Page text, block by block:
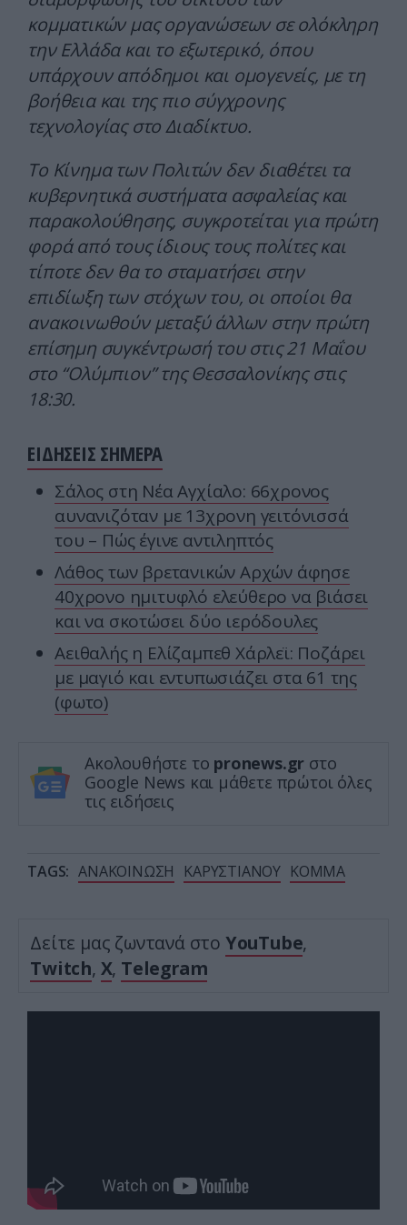
κομματικών μας οργανώσεων σε ολόκληρη
την Ελλάδα και το εξωτερικό, όπου
υπάρχουν απόδημοι και ομογενείς, με τη
βοήθεια και της πιο σύγχρονης
τεχνολογίας στο Διαδίκτυο.
Το Κίνημα των Πολιτών δεν διαθέτει τα
κυβερνητικά συστήματα ασφαλείας και
παρακολούθησης, συγκροτείται για πρώτη
φορά από τους ίδιους τους πολίτες και
τίποτε δεν θα το σταματήσει στην
επιδίωξη των στόχων του, οι οποίοι θα
ανακοινωθούν μεταξύ άλλων στην πρώτη
επίσημη συγκέντρωσή του στις 21 Μαΐου
στο “Ολύμπιον” της Θεσσαλονίκης στις
18:30.
ΕΙΔΗΣΕΙΣ ΣΗΜΕΡΑ
Σάλος στη Νέα Αγχίαλο: 66χρονος
αυνανιζόταν με 13χρονη γειτόνισσά
του – Πώς έγινε αντιληπτός
Λάθος των βρετανικών Αρχών άφησε
40χρονο ημιτυφλό ελεύθερο να βιάσει
και να σκοτώσει δύο ιερόδουλες
Αειθαλής η Ελίζαμπεθ Χάρλεϊ: Ποζάρει
με μαγιό και εντυπωσιάζει στα 61 της
(φωτο)
Ακολουθήστε το pronews.gr στο
Google News και μάθετε πρώτοι όλες
τις ειδήσεις
TAGS: ΑΝΑΚΟΙΝΩΣΗ ΚΑΡΥΣΤΙΑΝΟΥ ΚΟΜΜΑ
Δείτε μας ζωντανά στο YouTube,
Twitch, X, Telegram